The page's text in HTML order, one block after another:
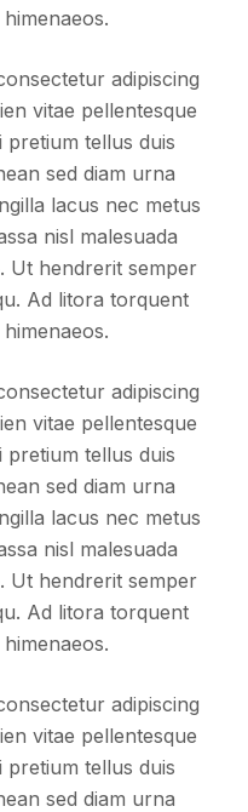
adipiscing
vitae pellentesque
tellus duis
sed diam urna
lacus nec metus
nisl malesuada
Ut hendrerit semper
Ad litora torquent
adipiscing
vitae pellentesque
tellus duis
sed diam urna
lacus nec metus
nisl malesuada
Ut hendrerit semper
Ad litora torquent
adipiscing
vitae pellentesque
tellus duis
sed diam urna